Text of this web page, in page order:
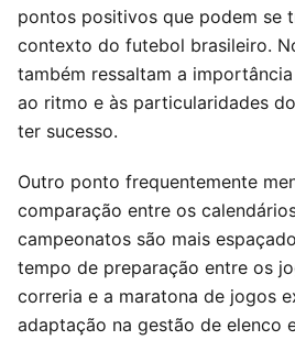
pontos positivos que podem se
contexto do futebol brasileiro.
também ressaltam a
ao ritmo e às particularidades
ter sucesso.
Outro ponto frequentemente
comparação entre os
campeonatos são mais
tempo de preparação entre os
correria e a maratona de jogos
adaptação na gestão de elenco